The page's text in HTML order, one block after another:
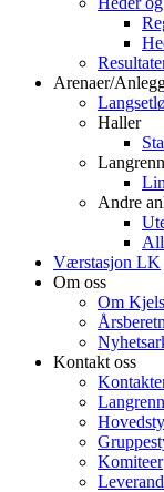
Arenaer/
Haller
Andre
Værstasjon LK
Om oss
Om
Kontakt oss
Komiteer